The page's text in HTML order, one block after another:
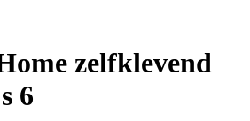
zelfklevend
6